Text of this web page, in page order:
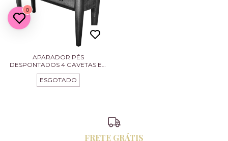
APARADOR PÉS
DESPONTADOS 4 GAVETAS EM
MA...
ESGOTADO
FRETE GRÁTIS
0